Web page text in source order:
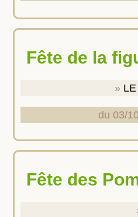
Fête de la
du 03/
Fête des